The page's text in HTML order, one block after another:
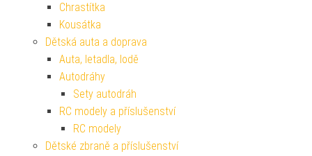
Chrastítka
Kousátka
Dětská auta a doprava
Auta, letadla, lodě
Autodráhy
Sety autodráh
RC modely a příslušenství
RC modely
Dětské zbraně a příslušenství